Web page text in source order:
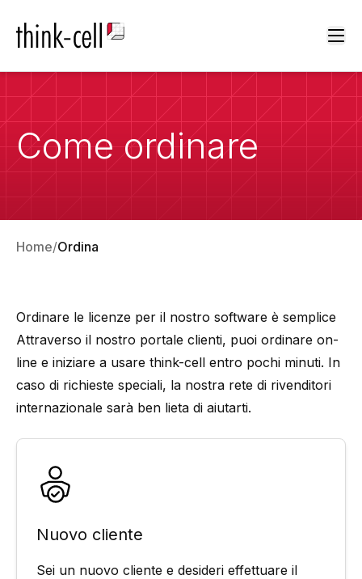
Come ordinare
Home Ordina
Ordinare le licenze per il nostro software è semplice
Attraverso il nostro portale clienti, puoi ordinare on-
line e iniziare a usare think-cell entro pochi minuti. In
caso di richieste speciali, la nostra rete di rivenditori
internazionale sarà ben lieta di aiutarti.
Nuovo cliente
Sei un nuovo cliente e desideri effettuare il